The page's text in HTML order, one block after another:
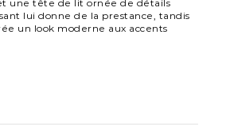
lui donne de la prestance, tandis
un look moderne aux accents